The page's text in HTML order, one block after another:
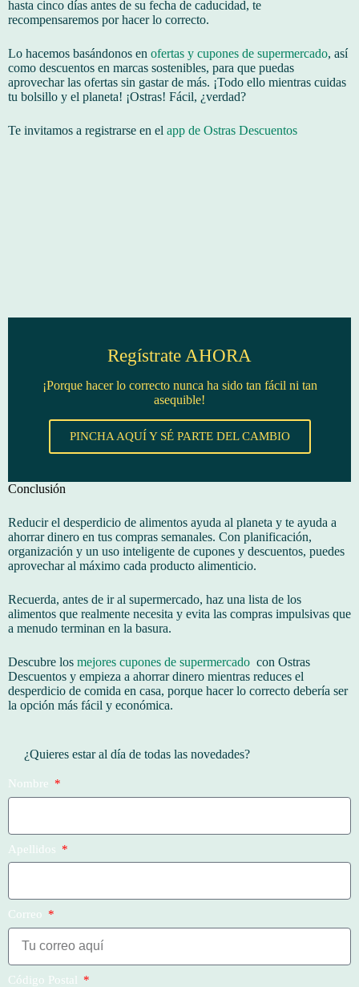
hasta cinco días antes de su fecha de caducidad, te
recompensaremos por hacer lo correcto.
Lo hacemos basándonos en ofertas y cupones de supermercado, así
como descuentos en marcas sostenibles, para que puedas
aprovechar las ofertas sin gastar de más. ¡Todo ello mientras cuidas
tu bolsillo y el planeta! ¡Ostras! Fácil, ¿verdad?
Te invitamos a registrarse en el app de Ostras Descuentos
Regístrate AHORA
¡Porque hacer lo correcto nunca ha sido tan fácil ni tan
asequible!
PINCHA AQUÍ Y SÉ PARTE DEL CAMBIO
Conclusión
Reducir el desperdicio de alimentos ayuda al planeta y te ayuda a
ahorrar dinero en tus compras semanales. Con planificación,
organización y un uso inteligente de cupones y descuentos, puedes
aprovechar al máximo cada producto alimenticio.
Recuerda, antes de ir al supermercado, haz una lista de los
alimentos que realmente necesita y evita las compras impulsivas que
a menudo terminan en la basura.
Descubre los mejores cupones de supermercado con Ostras
Descuentos y empieza a ahorrar dinero mientras reduces el
desperdicio de comida en casa, porque hacer lo correcto debería ser
la opción más fácil y económica.
¿Quieres estar al día de todas las novedades?
Nombre
Apellidos
Correo
Código Postal